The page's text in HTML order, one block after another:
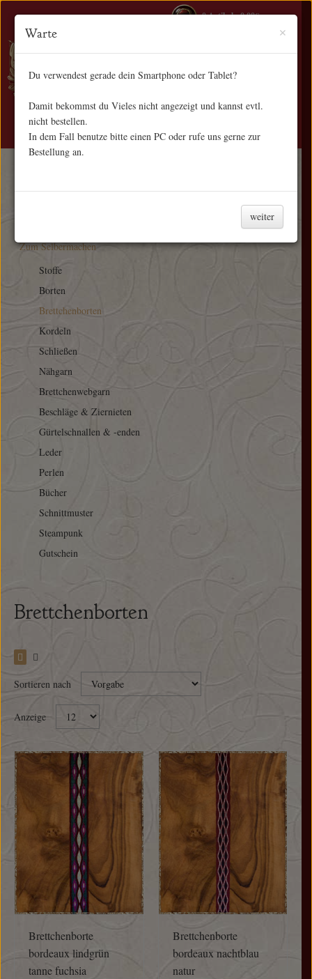
0 Artikel - 0,00€
NAVIGATION
Zum Selbermachen
Stoffe
Borten
Brettchenborten
Kordeln
Schließen
Nähgarn
Brettchenwebgarn
Beschläge & Ziernieten
Gürtelschnallen & -enden
Leder
Perlen
Bücher
Schnittmuster
Steampunk
Gutschein
Brettchenborten
Sortieren nach
Anzeige
Brettchenborte
bordeaux lindgrün
tanne fuchsia
Brettchenborte
bordeaux nachtblau
natur
×
Warte
Du verwendest gerade dein Smartphone oder Tablet?
Damit bekommst du Vieles nicht angezeigt und kannst evtl.
nicht bestellen.
In dem Fall benutze bitte einen PC oder rufe uns gerne zur
Bestellung an.
weiter